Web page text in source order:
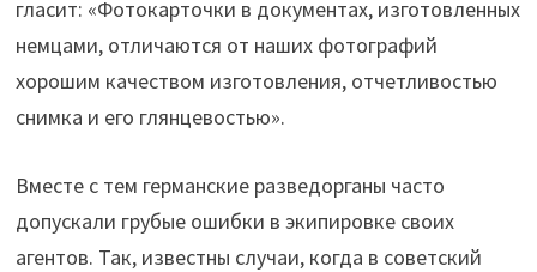
гласит: «Фотокарточки в документах, изготовленных
немцами, отличаются от наших фотографий
хорошим качеством изготовления, отчетливостью
снимка и его глянцевостью».
Вместе с тем германские разведорганы часто
допускали грубые ошибки в экипировке своих
агентов. Так, известны случаи, когда в советский